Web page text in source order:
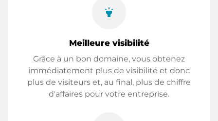
highlight
Meilleure visibilité
Grâce à un bon domaine, vous obtenez
immédiatement plus de visibilité et donc
plus de visiteurs et, au final, plus de chiffre
d'affaires pour votre entreprise.